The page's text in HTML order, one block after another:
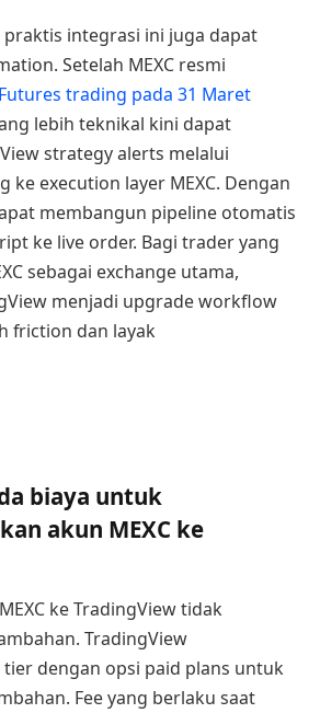
praktis integrasi ini juga dapat
Setelah MEXC resmi
trading pada 31 Maret
lebih teknikal kini dapat
strategy alerts melalui
ke execution layer MEXC. Dengan
membangun pipeline otomatis
ke live order. Bagi trader yang
sebagai exchange utama,
menjadi upgrade workflow
friction dan layak
biaya untuk
akun MEXC ke
ke TradingView tidak
TradingView
dengan opsi paid plans untuk
Fee yang berlaku saat